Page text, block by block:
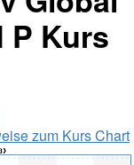
P Kurs
zum Kurs Chart